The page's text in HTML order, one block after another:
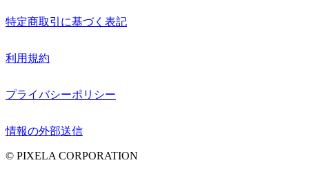
特定商取引に基づく表記
利用規約
プライバシーポリシー
情報の外部送信
© PIXELA CORPORATION